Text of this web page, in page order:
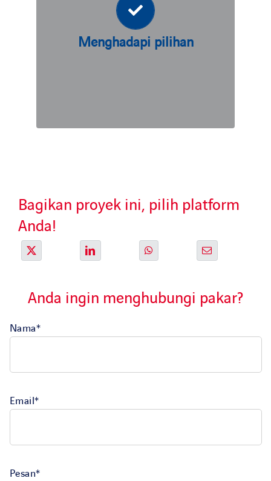
Menghadapi pilihan
ArmaGreen® akan memungkinkan
konstruksi struktur yang
menghadirkan tampilan menarik
dengan permukaan bervegetasi.
Bagikan proyek ini, pilih platform
Anda!
Anda ingin menghubungi pakar?
Nama*
Email*
Pesan*